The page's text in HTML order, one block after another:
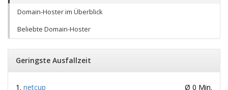
Domain-Hoster im Überblick
Beliebte Domain-Hoster
Geringste Ausfallzeit
netcup
Ø 0 Min.